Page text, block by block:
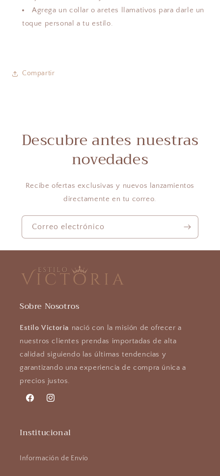
Agrega un collar o aretes llamativos para darle un
toque personal a tu estilo.
Compartir
Descubre antes nuestras
novedades
Recibe ofertas exclusivas y nuevos lanzamientos
directamente en tu correo.
Correo electrónico
Sobre Nosotros
Estilo Victoria nació con la misión de ofrecer a
nuestros clientes prendas importadas de alta
calidad siguiendo las últimas tendencias y
garantizando una experiencia de compra única a
precios justos.
FacebookInstagram
Institucional
Información de Envío